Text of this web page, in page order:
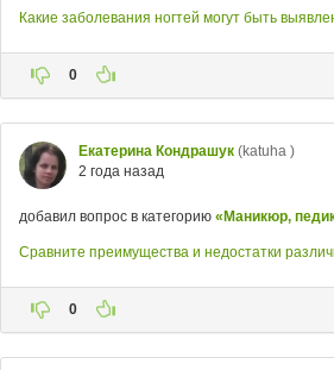
Какие заболевания ногтей могут быть
0
Екатерина Кондрашук (katuha )
2 года назад
добавил вопрос в категорию «Маникюр,
Сравните преимущества и недостатки
0